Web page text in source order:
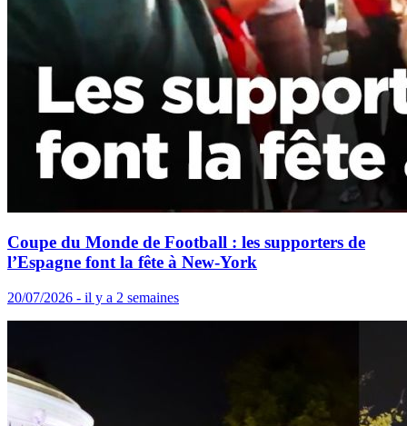
Coupe du Monde de Football : les supporters de
l’Espagne font la fête à New-York
20/07/2026 - il y a 2 semaines